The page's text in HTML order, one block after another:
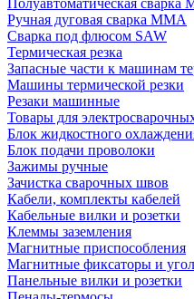
Полуавтоматическая сварка
Ручная дуговая сварка MMA
Сварка под флюсом SAW
Термическая резка
Запасные части к машинам
Машины термической резки
Резаки машинные
Товары для
Блок жидкостного
Блок подачи проволоки
Зажимы ручные
Зачистка сварочных швов
Кабели, комплекты кабелей
Кабельные вилки и розетки
Клеммы заземления
Магнитные приспособления
Магнитные фиксаторы и
Панельные вилки и розетки